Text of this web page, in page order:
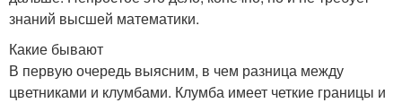
знаний высшей математики.
Какие бывают
В первую очередь выясним, в чем разница между
цветниками и клумбами. Клумба имеет четкие границы и